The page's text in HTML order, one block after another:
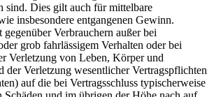
sind. Dies gilt auch für mittelbare
insbesondere entgangenen Gewinn.
Verbrauchern außer bei
grob fahrlässigem Verhalten oder bei
Verletzung von Leben, Körper und
der Verletzung wesentlicher Vertragspflichten
auf die bei Vertragsschluss typischerweise